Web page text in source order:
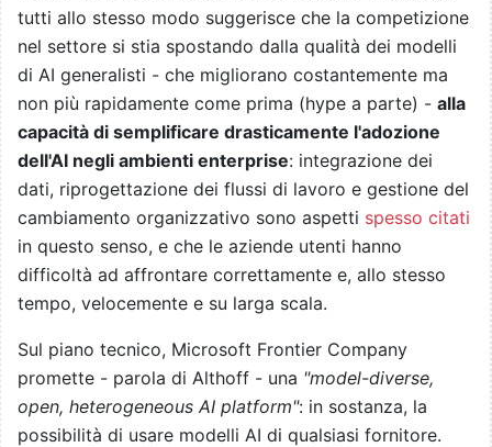
tutti allo stesso modo suggerisce che la competizione
nel settore si stia spostando dalla qualità dei modelli
di AI generalisti - che migliorano costantemente ma
non più rapidamente come prima (hype a parte) - alla
capacità di semplificare drasticamente l'adozione
dell'AI negli ambienti enterprise: integrazione dei
dati, riprogettazione dei flussi di lavoro e gestione del
cambiamento organizzativo sono aspetti spesso citati
in questo senso, e che le aziende utenti hanno
difficoltà ad affrontare correttamente e, allo stesso
tempo, velocemente e su larga scala.
Sul piano tecnico, Microsoft Frontier Company
promette - parola di Althoff - una "model-diverse,
open, heterogeneous AI platform": in sostanza, la
possibilità di usare modelli AI di qualsiasi fornitore.